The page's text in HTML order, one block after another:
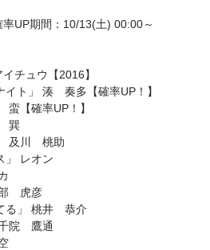
率UP期間：10/13(土) 00:00～
チュウ【2016】
イト」 湊 奏多【確率UP！】
【確率UP！】
巽
及川 桃助
」 レオン
部 虎彦
る」 桃井 恭介
院 鷹通